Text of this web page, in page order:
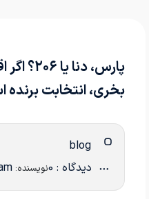
پارس،
بخری، انتخابت برنده
دیدگاه : 0 نویسنده: